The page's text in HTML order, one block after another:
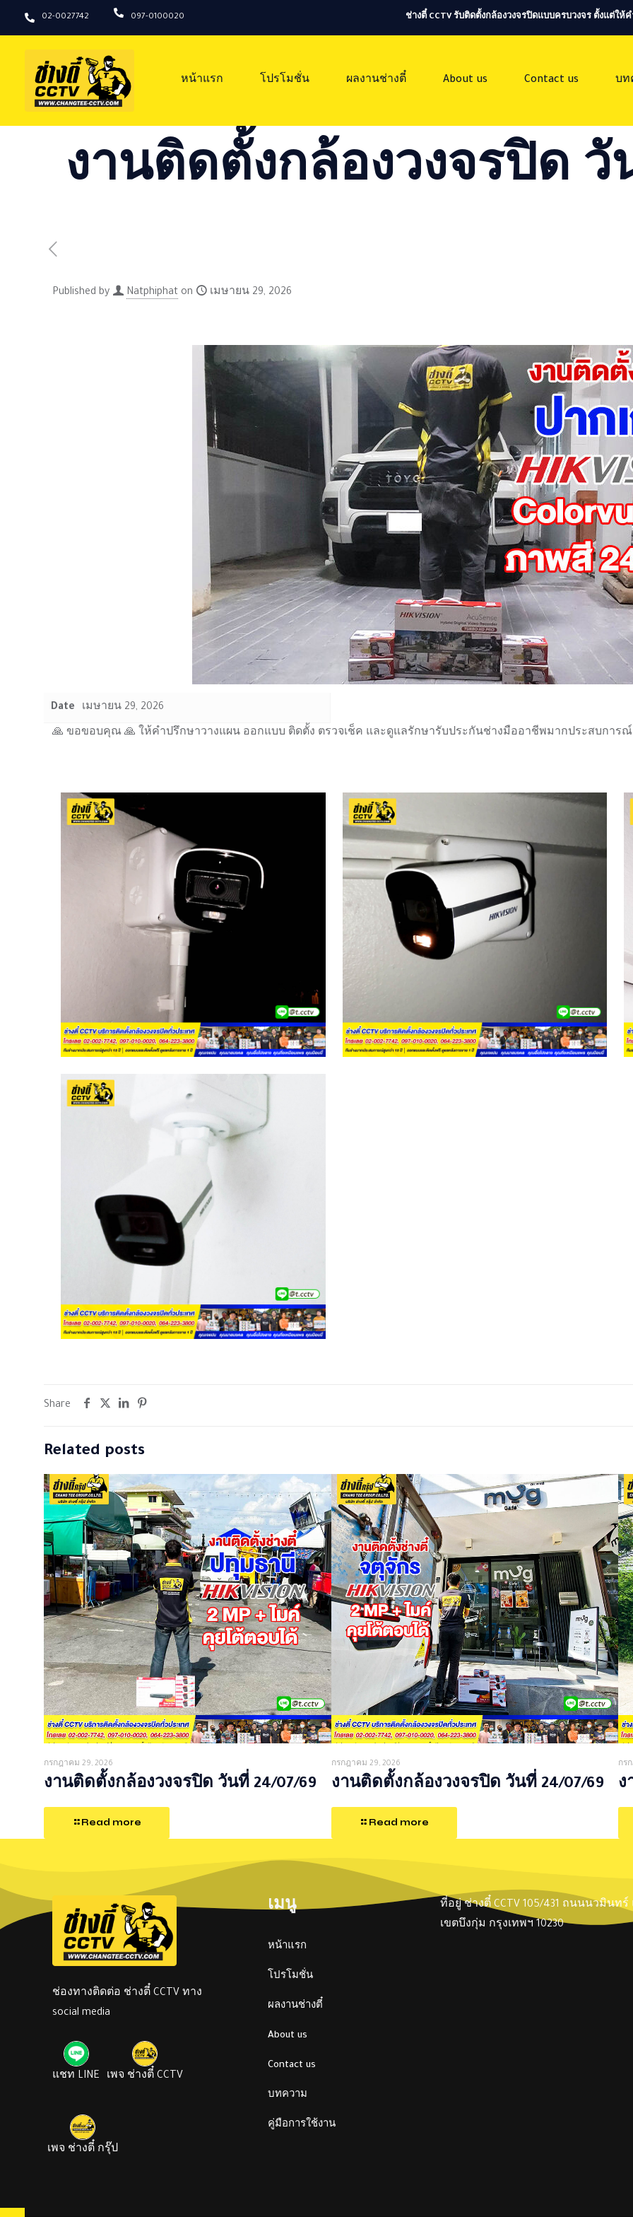
02-0027742 097-0100020 ช่างตี๋ CCTV รับติดตั้งกล้องวงจรปิดแบบครบวงจร ตั้งแต่
หน้าแรก โปรโมชั่น ผลงานช่างตี๋ About us Contact us บท
งานติดตั้งกล้องวงจรปิด วั
Published by Natphiphat on เมษายน 29, 2026
Date เมษายน 29, 2026
🙏 ขอขอบคุณ 🙏 ให้คำปรึกษาวางแผน ออกแบบ ติดตั้ง ตรวจเช็ค และดูแลรักษารับประกันช่างมืออาชีพมากประสบการณ์
Share
Related posts
กรกฎาคม 29, 2026
งานติดตั้งกล้องวงจรปิด วันที่ 24/07/69
Read more
กรกฎาคม 29, 2026
งานติดตั้งกล้องวงจรปิด วันที่ 24/07/69
Read more
กร
ง
ช่องทางติดต่อ ช่างตี๋ CCTV ทาง
social media
แชท LINE เพจ ช่างตี๋ CCTV
เพจ ช่างตี๋ กรุ๊ป
เมนู
หน้าแรก
โปรโมชั่น
ผลงานช่างตี๋
About us
Contact us
บทความ
คู่มือการใช้งาน
ที่อยู่ ช่างตี๋ CCTV 105/431 ถนนนวมินท
เขตบึงกุ่ม กรุงเทพฯ 10230